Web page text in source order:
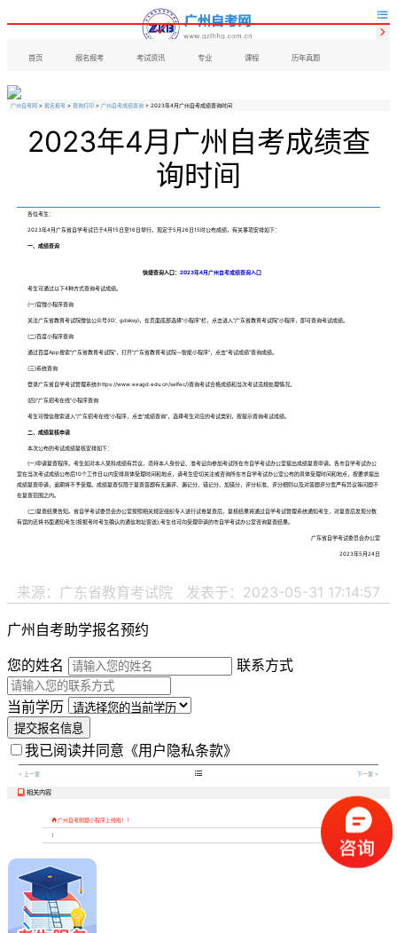

首页 报名报考 考试资讯 专业 课程 历年真题

广州自考网 > 报名报考 > 查询打印 > 广州自考成绩查询 > 2023年4月广州自考成绩查询时间
2023年4月广州自考成绩查
询时间
各位考生：
2023年4月广东省自学考试已于4月15日至16日举行。现定于5月26日15时公布成绩，有关事项安排如下：
一、成绩查询
快捷查询入口： 2023年4月广州自考成绩查询入口
考生可通过以下4种方式查询考试成绩。
(一)官微小程序查询
关注广东省教育考试院微信公众号(ID：gdsksy)，在页面底部选择“小程序”栏，点击进入“广东省教育考试院”小程序，即可查询考试成绩。
(二)百度小程序查询
通过百度App搜索“广东省教育考试院”，打开“广东省教育考试院—智能小程序”，点击“考试成绩”查询成绩。
(三)系统查询
登录广东省自学考试管理系统(https://www.eeagd.edu.cn/selfec/)查询考试合格成绩和当次考试违规处理情况。
(四)“广东招考在线”小程序查询
考生可微信搜索进入“广东招考在线”小程序，点击“成绩查询”，选择考生对应的考试类别，按提示查询考试成绩。
二、成绩复核申请
本次公布的考试成绩复核安排如下：
(一)申请复查程序。考生如对本人某科成绩有异议，须持本人身份证、准考证向参加考试所在市自学考试办公室提出成绩复查申请。各市自学考试办公
室在当次考试成绩公布后10个工作日以内安排具体受理时间和地点，请考生密切关注或咨询所在市自学考试办公室公布的具体受理时间和地点，按要求提出
成绩复查申请，逾期将不予受理。成绩复查仅限于复查答题有无漏评、漏记分、错记分、加错分，评分标准、评分细则以及对答题评分宽严有异议等问题不
在复查范围之内。
(二)复查结果告知。省自学考试委员会办公室按照相关规定组织专人进行试卷复查后，复核结果将通过自学考试管理系统通知考生，对复查后发现分数
有误的还将书面通知考生(按报考时考生确认的通信地址寄送);考生也可向受理申请的市自学考试办公室咨询复查结果。
广东省自学考试委员会办公室
2023年5月24日
来源：广东省教育考试院 发表于：2023-05-31 17:14:57
广州自考助学报名预约
您的姓名
联系方式
当前学历
提交报名信息
我已阅读并同意 《用户隐私条款》
< 上一章  下一章 >
相关内容
广州自考刷题小程序上线啦！！
1